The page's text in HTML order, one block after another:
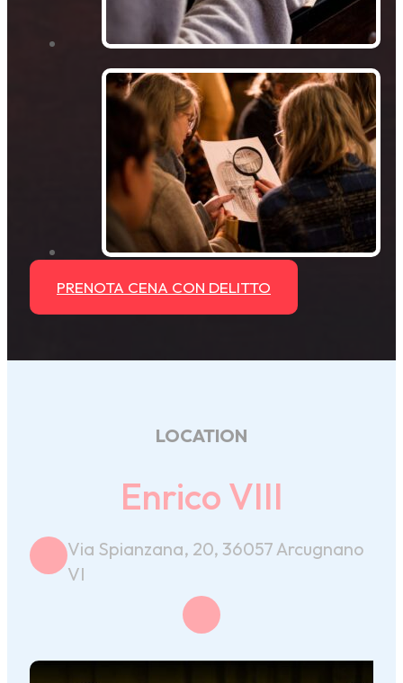
PRENOTA CENA CON DELITTO
LOCATION
Enrico VIII
Via Spianzana, 20, 36057 Arcugnano
VI